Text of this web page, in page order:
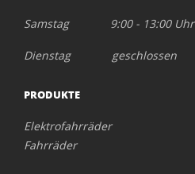
Samstag 9:00 - 13:00 Uhr
Dienstag geschlossen
PRODUKTE
Elektrofahrräder
Fahrräder